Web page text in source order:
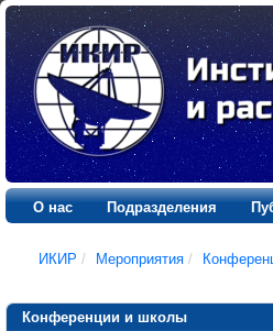
О нас Подразделения
ИКИР / Мероприятия /
Конференции и школы